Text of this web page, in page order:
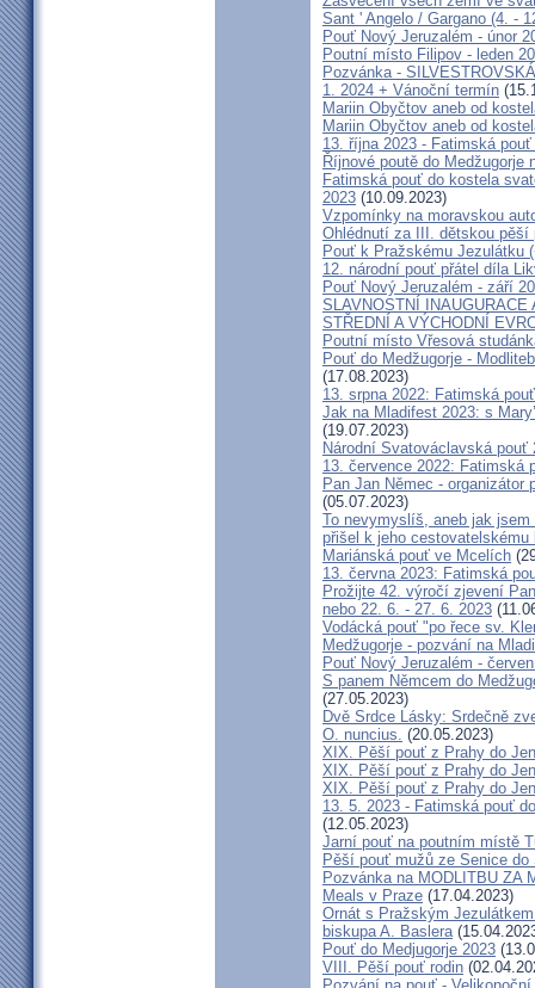
Sant ' Angelo / Gargano (4. -
Pouť Nový Jeruzalém - únor
Poutní místo Filipov - leden
Pozvánka -
1. 2024 + Vánoční termín
Mariin Obyčtov aneb od
Mariin Obyčtov aneb od
13. října 2023 - Fatimská
Říjnové poutě do Medžugorje
Fatimská pouť do kostela
2023 (10.09.2023)
Vzpomínky na moravskou
Ohlédnutí za III. dětskou pěší
Pouť k Pražskému Jezulátku
12. národní pouť přátel díla
Pouť Nový Jeruzalém - září
SLAVNOSTNÍ
STŘEDNÍ A VÝCHODNÍ
Poutní místo Vřesová
Pouť do Medžugorje -
(17.08.2023)
13. srpna 2022: Fatimská
Jak na Mladifest 2023: s
(19.07.2023)
Národní Svatováclavská pouť
13. července 2022: Fatimská
Pan Jan Němec -
(05.07.2023)
To nevymyslíš, aneb jak
přišel k jeho cestovatelskému
Mariánská pouť ve Mcelích
13. června 2023: Fatimská
Prožijte 42. výročí zjevení
nebo 22. 6. - 27. 6. 2023
Vodácká pouť "po řece sv.
Medžugorje - pozvání na
Pouť Nový Jeruzalém -
S panem Němcem do
(27.05.2023)
Dvě Srdce Lásky: Srdečně
O. nuncius. (20.05.2023)
XIX. Pěší pouť z Prahy do
XIX. Pěší pouť z Prahy do
XIX. Pěší pouť z Prahy do
13. 5. 2023 - Fatimská pouť
(12.05.2023)
Jarní pouť na poutním místě
Pěší pouť mužů ze Senice do
Pozvánka na MODLITBU ZA
Meals v Praze (17.04.2023)
Ornát s Pražským
biskupa A. Baslera
Pouť do Medjugorje 2023
VIII. Pěší pouť rodin